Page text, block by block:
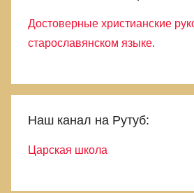
Достоверные христианские
старославянском языке.
Наш канал на Рутуб:
Царская школа